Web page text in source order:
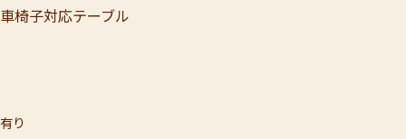
車椅子対応テーブル
有り